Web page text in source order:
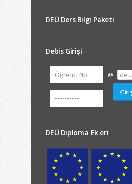
DEÜ Ders Bilgi Paketi
Debis Girişi
@
DEÜ Diploma Ekleri